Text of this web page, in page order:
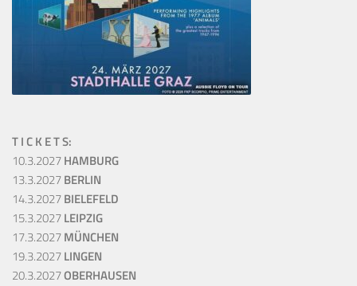
T I C K E T S:
10.3.2027HAMBURG
13.3.2027BERLIN
14.3.2027BIELEFELD
15.3.2027LEIPZIG
17.3.2027MÜNCHEN
19.3.2027LINGEN
20.3.2027OBERHAUSEN